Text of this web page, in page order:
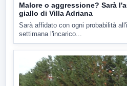
Malore o aggressione? Sarà
giallo di Villa Adriana
Sarà affidato con ogni probabilità
settimana l'incarico...